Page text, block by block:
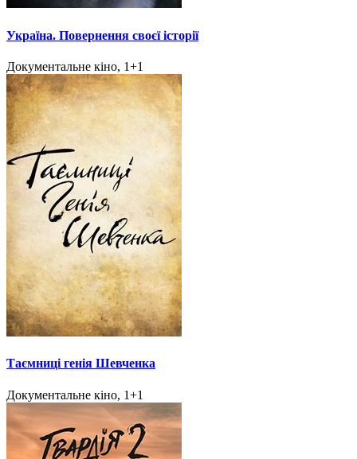
Україна. Повернення своєї історії
Документальне кіно, 1+1
Таємниці генія Шевченка
Документальне кіно, 1+1